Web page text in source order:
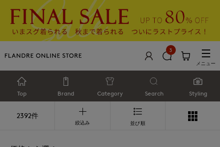
3
メニュー
Top Brand Category Search Styling
2392件
絞込み 並び順